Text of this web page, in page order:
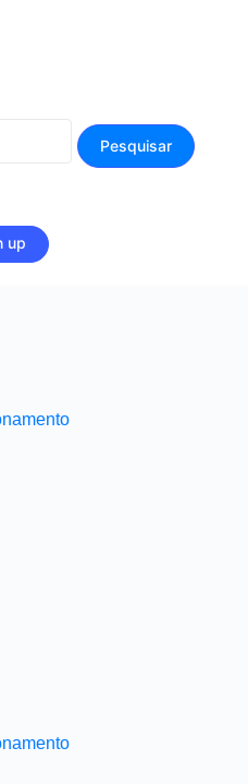
Pesquisar
up